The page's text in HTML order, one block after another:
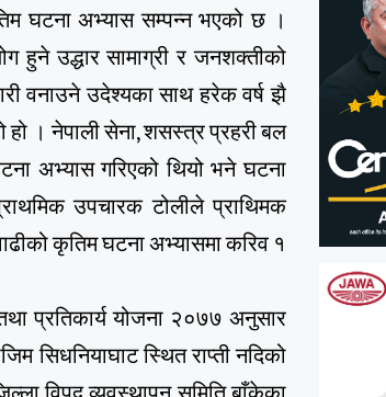
घटना अभ्यास सम्पन्न भएको छ ।
हुने उद्धार सामाग्री र जनशक्तीको
वनाउने उदेश्यका साथ हरेक वर्ष झै
हो । नेपाली सेना, शसस्त्र प्रहरी बल
अभ्यास गरिएको थियो भने घटना
उपचारक टोलीले प्राथिमक
कृतिम घटना अभ्यासमा करिव १
तथा प्रतिकार्य योजना २०७७ अनुसार
सिधनियाघाट स्थित राप्ती नदिको